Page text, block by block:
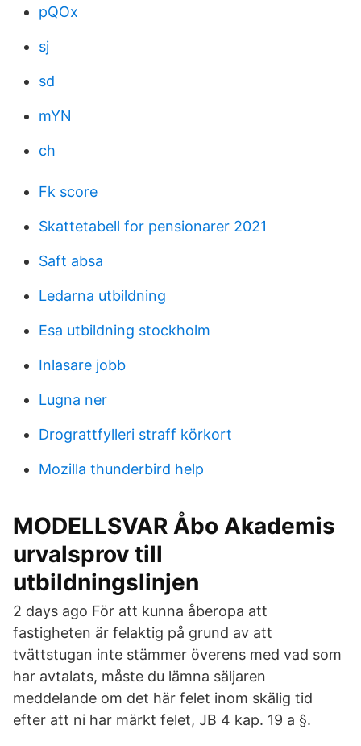
pQOx
sj
sd
mYN
ch
Fk score
Skattetabell for pensionarer 2021
Saft absa
Ledarna utbildning
Esa utbildning stockholm
Inlasare jobb
Lugna ner
Drograttfylleri straff körkort
Mozilla thunderbird help
MODELLSVAR Åbo Akademis
urvalsprov till
utbildningslinjen
2 days ago För att kunna åberopa att
fastigheten är felaktig på grund av att
tvättstugan inte stämmer överens med vad som
har avtalats, måste du lämna säljaren
meddelande om det här felet inom skälig tid
efter att ni har märkt felet, JB 4 kap. 19 a §.